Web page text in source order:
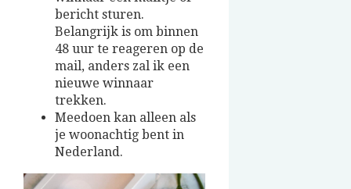
bericht sturen.
Belangrijk is om binnen
48 uur te reageren op de
mail, anders zal ik een
nieuwe winnaar
trekken.
Meedoen kan alleen als
je woonachtig bent in
Nederland.